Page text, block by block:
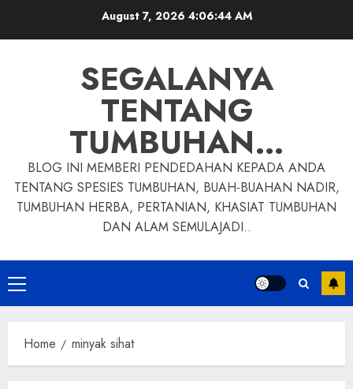
August 7, 2026 4:06:44 AM
SEGALANYA
TENTANG
TUMBUHAN…
BLOG INI MEMBERI PENDEDAHAN KEPADA ANDA
TENTANG SPESIES TUMBUHAN, BUAH-BUAHAN NADIR,
TUMBUHAN HERBA, PERTANIAN, KHASIAT TUMBUHAN
DAN ALAM SEMULAJADI..
Primary
Menu
Home minyak sihat